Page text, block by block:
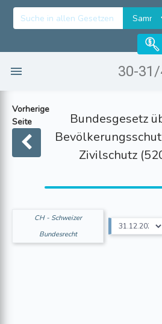
30-
Vorherige
Seite
Bundesgesetz
Zivilschutz
CH - Schweizer
Bundesrecht